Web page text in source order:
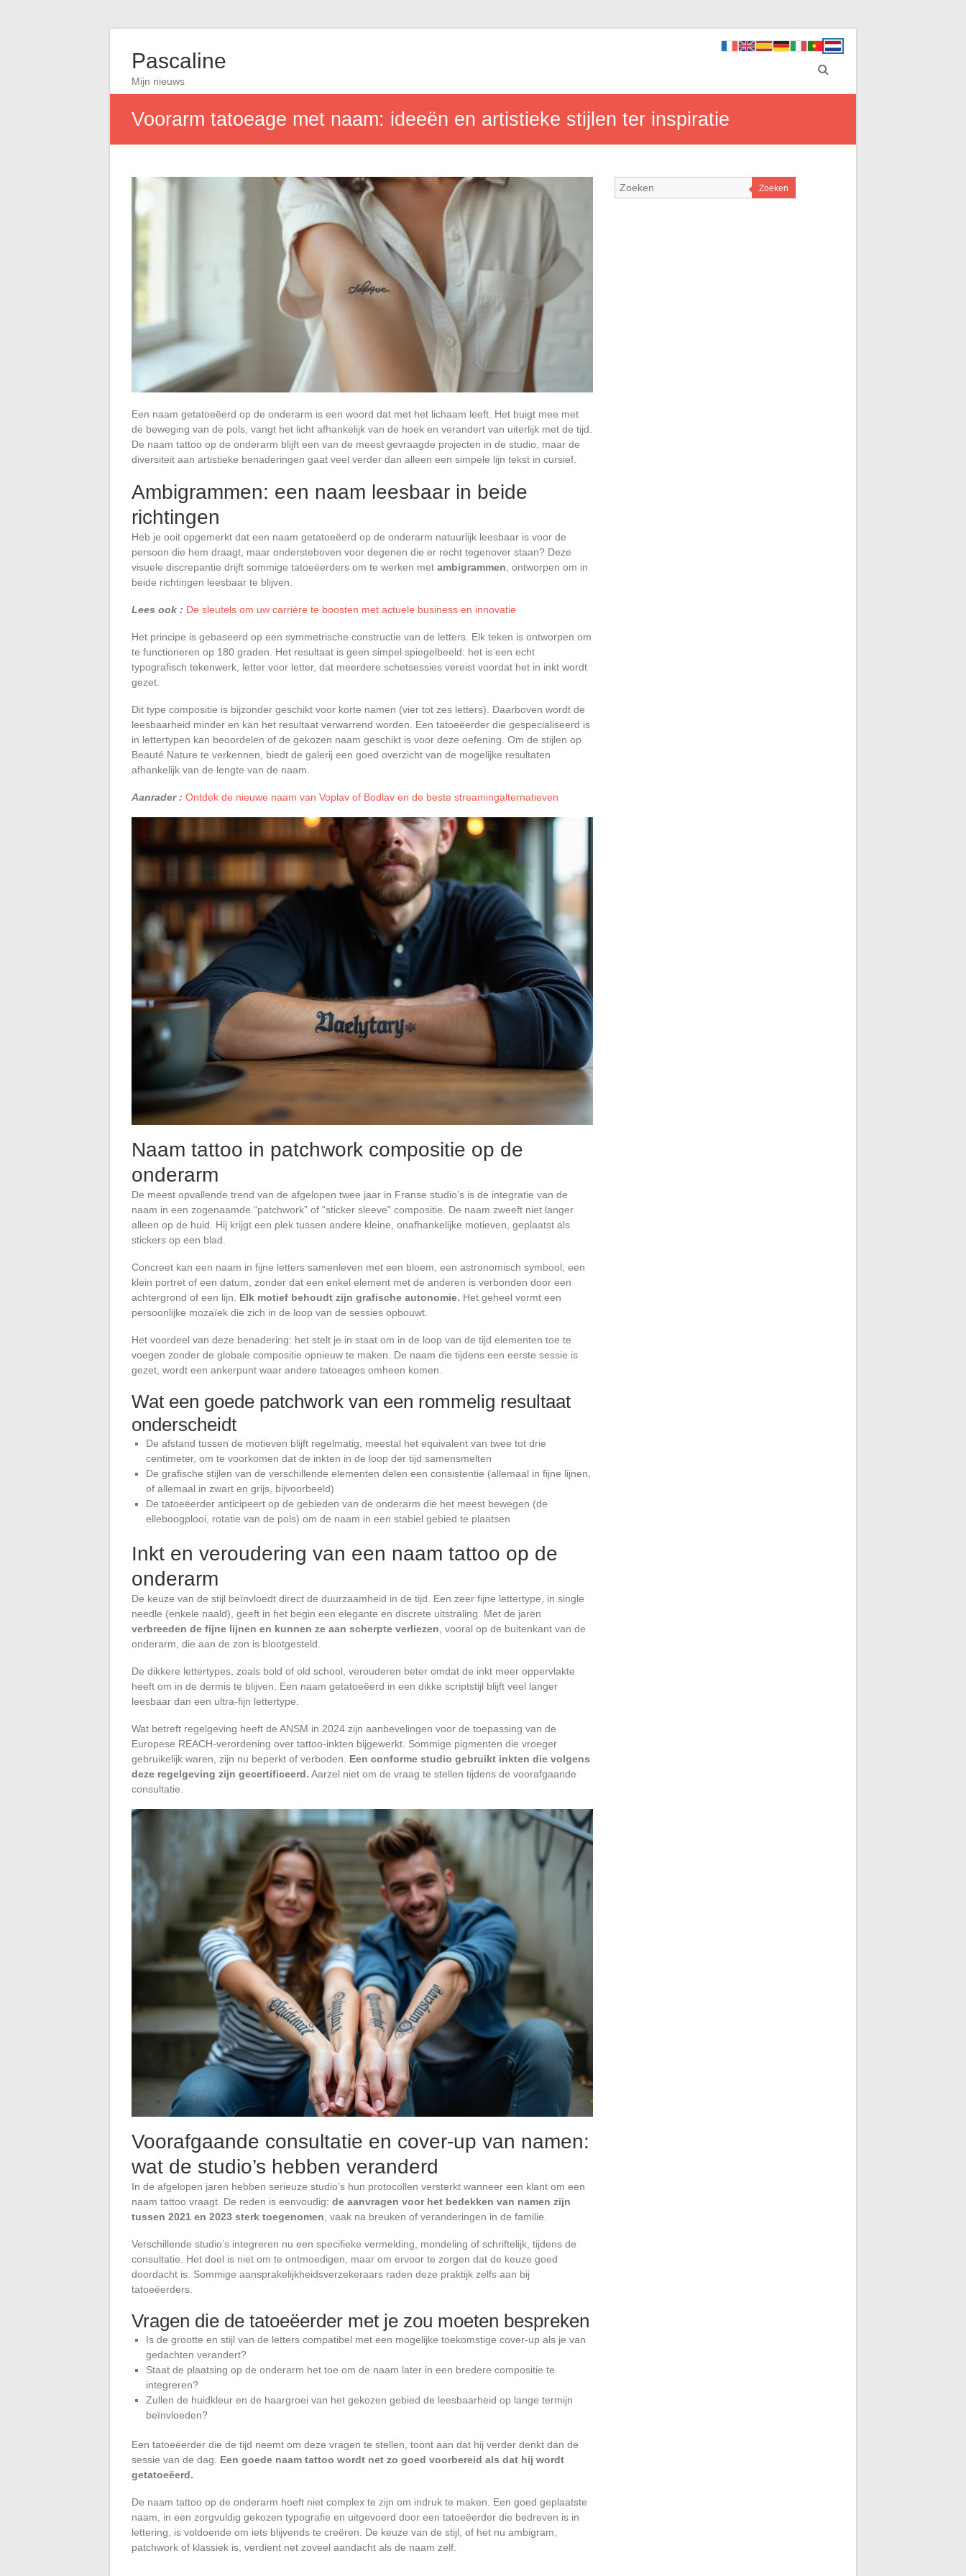
Pascaline
Mijn nieuws
Voorarm tatoeage met naam: ideeën en artistieke stijlen ter inspiratie
Een naam getatoeëerd op de onderarm is een woord dat met het lichaam leeft. Het buigt mee met
de beweging van de pols, vangt het licht afhankelijk van de hoek en verandert van uiterlijk met de tijd.
De naam tattoo op de onderarm blijft een van de meest gevraagde projecten in de studio, maar de
diversiteit aan artistieke benaderingen gaat veel verder dan alleen een simpele lijn tekst in cursief.
Ambigrammen: een naam leesbaar in beide
richtingen
Heb je ooit opgemerkt dat een naam getatoeëerd op de onderarm natuurlijk leesbaar is voor de
persoon die hem draagt, maar ondersteboven voor degenen die er recht tegenover staan? Deze
visuele discrepantie drijft sommige tatoeëerders om te werken met ambigrammen , ontworpen om in
beide richtingen leesbaar te blijven.
Lees ook : De sleutels om uw carrière te boosten met actuele business en innovatie
Het principe is gebaseerd op een symmetrische constructie van de letters. Elk teken is ontworpen om
te functioneren op 180 graden. Het resultaat is geen simpel spiegelbeeld: het is een echt
typografisch tekenwerk, letter voor letter, dat meerdere schetsessies vereist voordat het in inkt wordt
gezet.
Dit type compositie is bijzonder geschikt voor korte namen (vier tot zes letters). Daarboven wordt de
leesbaarheid minder en kan het resultaat verwarrend worden. Een tatoeëerder die gespecialiseerd is
in lettertypen kan beoordelen of de gekozen naam geschikt is voor deze oefening. Om de stijlen op
Beauté Nature te verkennen, biedt de galerij een goed overzicht van de mogelijke resultaten
afhankelijk van de lengte van de naam.
Aanrader : Ontdek de nieuwe naam van Voplav of Bodlav en de beste streamingalternatieven
Naam tattoo in patchwork compositie op de
onderarm
De meest opvallende trend van de afgelopen twee jaar in Franse studio’s is de integratie van de
naam in een zogenaamde “patchwork” of “sticker sleeve” compositie. De naam zweeft niet langer
alleen op de huid. Hij krijgt een plek tussen andere kleine, onafhankelijke motieven, geplaatst als
stickers op een blad.
Concreet kan een naam in fijne letters samenleven met een bloem, een astronomisch symbool, een
klein portret of een datum, zonder dat een enkel element met de anderen is verbonden door een
achtergrond of een lijn. Elk motief behoudt zijn grafische autonomie. Het geheel vormt een
persoonlijke mozaïek die zich in de loop van de sessies opbouwt.
Het voordeel van deze benadering: het stelt je in staat om in de loop van de tijd elementen toe te
voegen zonder de globale compositie opnieuw te maken. De naam die tijdens een eerste sessie is
gezet, wordt een ankerpunt waar andere tatoeages omheen komen.
Wat een goede patchwork van een rommelig resultaat
onderscheidt
De afstand tussen de motieven blijft regelmatig, meestal het equivalent van twee tot drie
centimeter, om te voorkomen dat de inkten in de loop der tijd samensmelten
De grafische stijlen van de verschillende elementen delen een consistentie (allemaal in fijne lijnen,
of allemaal in zwart en grijs, bijvoorbeeld)
De tatoeëerder anticipeert op de gebieden van de onderarm die het meest bewegen (de
elleboogplooi, rotatie van de pols) om de naam in een stabiel gebied te plaatsen
Inkt en veroudering van een naam tattoo op de
onderarm
De keuze van de stijl beïnvloedt direct de duurzaamheid in de tijd. Een zeer fijne lettertype, in single
needle (enkele naald), geeft in het begin een elegante en discrete uitstraling. Met de jaren
verbreeden de fijne lijnen en kunnen ze aan scherpte verliezen , vooral op de buitenkant van de
onderarm, die aan de zon is blootgesteld.
De dikkere lettertypes, zoals bold of old school, verouderen beter omdat de inkt meer oppervlakte
heeft om in de dermis te blijven. Een naam getatoeëerd in een dikke scriptstijl blijft veel langer
leesbaar dan een ultra-fijn lettertype.
Wat betreft regelgeving heeft de ANSM in 2024 zijn aanbevelingen voor de toepassing van de
Europese REACH-verordening over tattoo-inkten bijgewerkt. Sommige pigmenten die vroeger
gebruikelijk waren, zijn nu beperkt of verboden. Een conforme studio gebruikt inkten die volgens
deze regelgeving zijn gecertificeerd. Aarzel niet om de vraag te stellen tijdens de voorafgaande
consultatie.
Voorafgaande consultatie en cover-up van namen:
wat de studio’s hebben veranderd
In de afgelopen jaren hebben serieuze studio’s hun protocollen versterkt wanneer een klant om een
naam tattoo vraagt. De reden is eenvoudig: de aanvragen voor het bedekken van namen zijn
tussen 2021 en 2023 sterk toegenomen , vaak na breuken of veranderingen in de familie.
Verschillende studio’s integreren nu een specifieke vermelding, mondeling of schriftelijk, tijdens de
consultatie. Het doel is niet om te ontmoedigen, maar om ervoor te zorgen dat de keuze goed
doordacht is. Sommige aansprakelijkheidsverzekeraars raden deze praktijk zelfs aan bij
tatoeëerders.
Vragen die de tatoeëerder met je zou moeten bespreken
Is de grootte en stijl van de letters compatibel met een mogelijke toekomstige cover-up als je van
gedachten verandert?
Staat de plaatsing op de onderarm het toe om de naam later in een bredere compositie te
integreren?
Zullen de huidkleur en de haargroei van het gekozen gebied de leesbaarheid op lange termijn
beïnvloeden?
Een tatoeëerder die de tijd neemt om deze vragen te stellen, toont aan dat hij verder denkt dan de
sessie van de dag. Een goede naam tattoo wordt net zo goed voorbereid als dat hij wordt
getatoeëerd.
De naam tattoo op de onderarm hoeft niet complex te zijn om indruk te maken. Een goed geplaatste
naam, in een zorgvuldig gekozen typografie en uitgevoerd door een tatoeëerder die bedreven is in
lettering, is voldoende om iets blijvends te creëren. De keuze van de stijl, of het nu ambigram,
patchwork of klassiek is, verdient net zoveel aandacht als de naam zelf.
Zoeken